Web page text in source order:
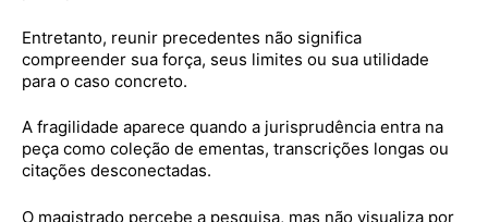
Entretanto, reunir precedentes não significa
compreender sua força, seus limites ou sua utilidade
para o caso concreto.
A fragilidade aparece quando a jurisprudência entra na
peça como coleção de ementas, transcrições longas ou
citações desconectadas.
O magistrado percebe a pesquisa, mas não visualiza por